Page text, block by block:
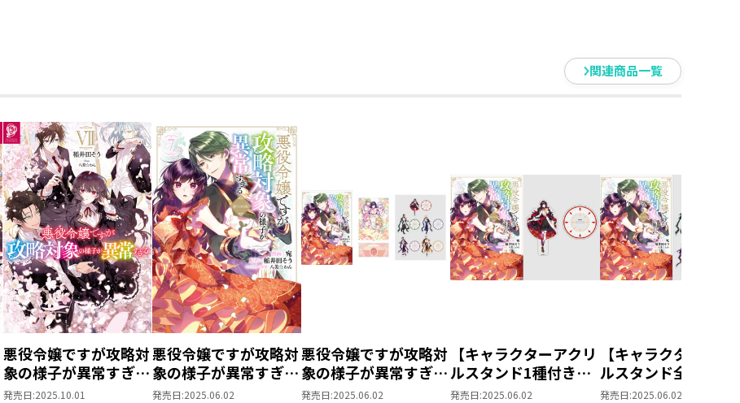
関連商品一覧
悪役令嬢ですが攻略対
象の様子が異常すぎる
7
発売日:2025.10.01
悪役令嬢ですが攻略対
象の様子が異常すぎる
@COMIC 第7巻
発売日:2025.06.02
悪役令嬢ですが攻略対
象の様子が異常すぎる
＠COMIC まとめ買
発売日:2025.06.02
【キャラクターアクリ
ルスタンド1種付き】
悪役令嬢ですが攻略対
発売日:2025.06.02
【キャラクターアク
ルスタンド全5種付
き】悪役令嬢ですが
発売日:2025.06.02